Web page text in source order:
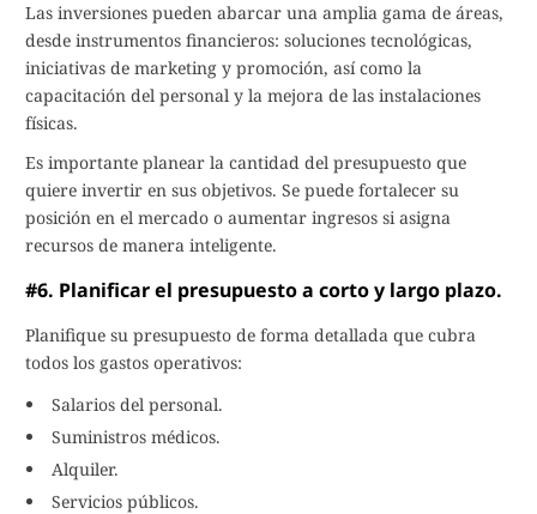
Las inversiones pueden abarcar una amplia gama de áreas,
desde instrumentos financieros: soluciones tecnológicas,
iniciativas de marketing y promoción, así como la
capacitación del personal y la mejora de las instalaciones
físicas.
Es importante planear la cantidad del presupuesto que
quiere invertir en sus objetivos. Se puede fortalecer su
posición en el mercado o aumentar ingresos si asigna
recursos de manera inteligente.
#6. Planificar el presupuesto a corto y largo plazo.
Planifique su presupuesto de forma detallada que cubra
todos los gastos operativos:
Salarios del personal.
Suministros médicos.
Alquiler.
Servicios públicos.